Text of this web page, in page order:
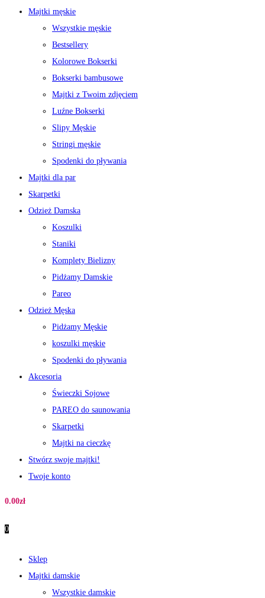
Majtki męskie
Wszystkie męskie
Bestsellery
Kolorowe Bokserki
Bokserki bambusowe
Majtki z Twoim zdjęciem
Luźne Bokserki
Slipy Męskie
Stringi męskie
Spodenki do pływania
Majtki dla par
Skarpetki
Odzież Damska
Koszulki
Staniki
Komplety Bielizny
Pidżamy Damskie
Pareo
Odzież Męska
Pidżamy Męskie
koszulki męskie
Spodenki do pływania
Akcesoria
Świeczki Sojowe
PAREO do saunowania
Skarpetki
Majtki na cieczkę
Stwórz swoje majtki!
Twoje konto
0.00zł
0
Sklep
Majtki damskie
Wszystkie damskie